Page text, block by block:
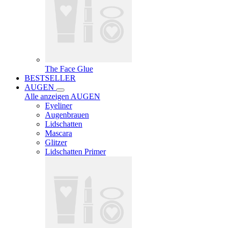
The Face Glue
BESTSELLER
AUGEN
Alle anzeigen AUGEN
Eyeliner
Augenbrauen
Lidschatten
Mascara
Glitzer
Lidschatten Primer